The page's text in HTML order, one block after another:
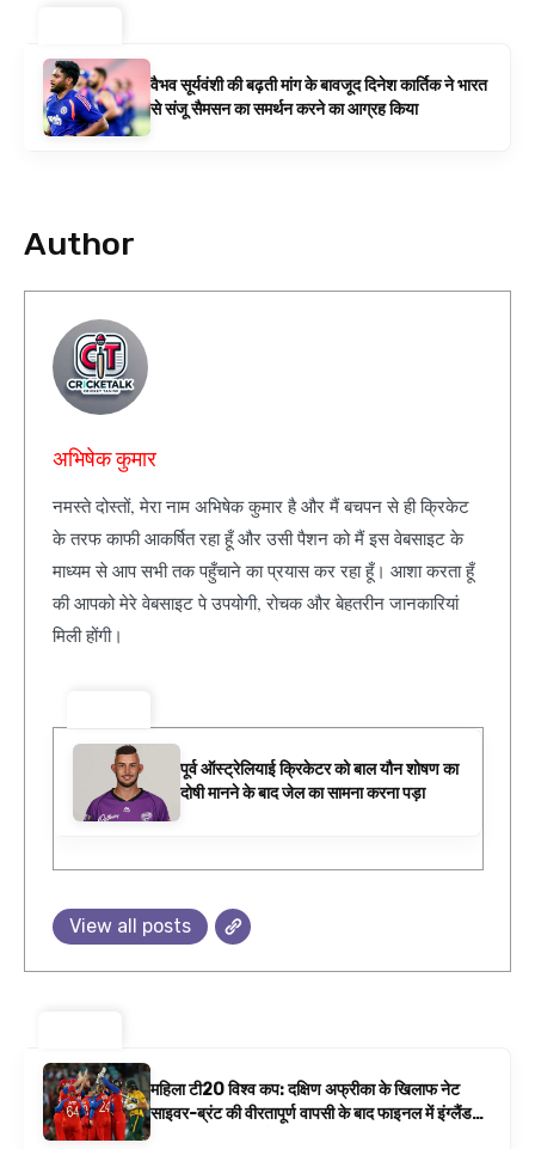
वैभव सूर्यवंशी की बढ़ती मांग के बावजूद दिनेश कार्तिक ने भारत
से संजू सैमसन का समर्थन करने का आग्रह किया
Author
अभिषेक कुमार
नमस्ते दोस्तों, मेरा नाम अभिषेक कुमार है और मैं बचपन से ही क्रिकेट
के तरफ काफी आकर्षित रहा हूँ और उसी पैशन को मैं इस वेबसाइट के
माध्यम से आप सभी तक पहुँचाने का प्रयास कर रहा हूँ। आशा करता हूँ
की आपको मेरे वेबसाइट पे उपयोगी, रोचक और बेहतरीन जानकारियां
मिली होंगी।
पूर्व ऑस्ट्रेलियाई क्रिकेटर को बाल यौन शोषण का
दोषी मानने के बाद जेल का सामना करना पड़ा
View all posts
महिला टी20 विश्व कप: दक्षिण अफ्रीका के खिलाफ नेट
साइवर-ब्रंट की वीरतापूर्ण वापसी के बाद फाइनल में इंग्लैंड